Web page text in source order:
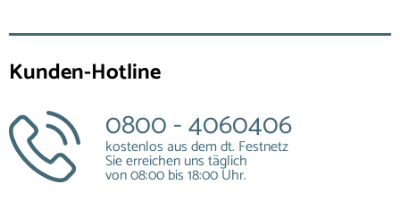
Kunden-Hotline
0800 - 4060406
kostenlos aus dem dt. Festnetz
Sie erreichen uns täglich
von 08:00 bis 18:00 Uhr.